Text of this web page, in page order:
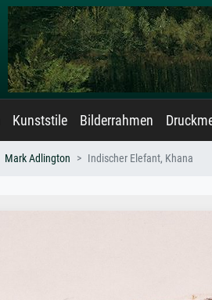
Kunststile Bilderrahmen
Mark Adlington Indischer Elefant, Khana